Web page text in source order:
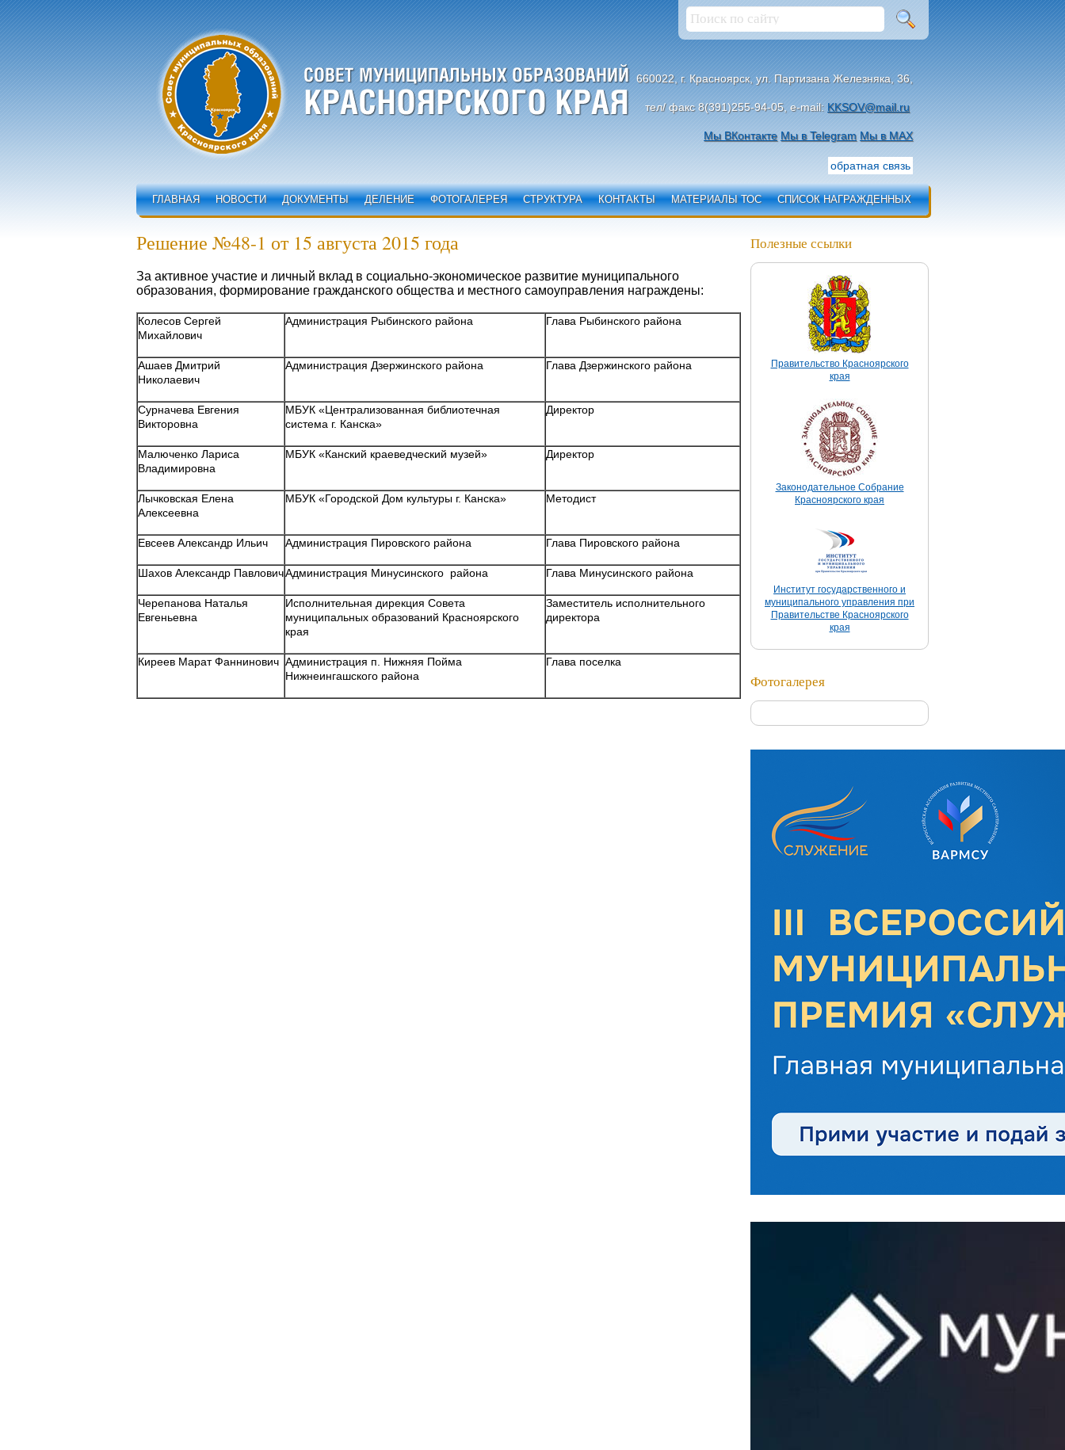
660022, г. Красноярск, ул. Партизана Железняка, 36,
тел/ факс 8(391)255-94-05, e-mail: KKSOV@mail.ru
Мы ВКонтакте Мы в Telegram Мы в МАХ
обратная связь
ГЛАВНАЯ НОВОСТИ ДОКУМЕНТЫ ДЕЛЕНИЕ ФОТОГАЛЕРЕЯ СТРУКТУРА КОНТАКТЫ МАТЕРИАЛЫ ТОС СПИСОК НАГРАЖДЕННЫХ
Решение №48-1 от 15 августа 2015 года
За активное участие и личный вклад в социально-экономическое развитие муниципального
образования, формирование гражданского общества и местного самоуправления награждены:
Колесов Сергей
Михайлович
Администрация Рыбинского района Глава Рыбинского района
Ашаев Дмитрий
Николаевич
Администрация Дзержинского района Глава Дзержинского района
Сурначева Евгения
Викторовна
МБУК «Централизованная библиотечная
система г. Канска»
Директор
Малюченко Лариса
Владимировна
МБУК «Канский краеведческий музей» Директор
Лычковская Елена
Алексеевна
МБУК «Городской Дом культуры г. Канска» Методист
Евсеев Александр Ильич Администрация Пировского района Глава Пировского района
Шахов Александр ПавловичАдминистрация Минусинского района Глава Минусинского района
Черепанова Наталья
Евгеньевна
Исполнительная дирекция Совета
муниципальных образований Красноярского
края
Заместитель исполнительного
директора
Киреев Марат Фаннинович Администрация п. Нижняя Пойма
Нижнеингашского района
Глава поселка
Полезные ссылки
Правительство Красноярского
края
Законодательное Собрание
Красноярского края
Институт государственного и
муниципального управления при
Правительстве Красноярского
края
Фотогалерея